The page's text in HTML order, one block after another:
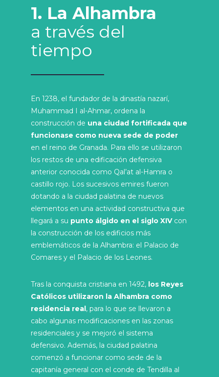
1. La Alhambra
a través del
tiempo
En 1238, el fundador de la dinastía nazarí,
Muhammad I al-Ahmar, ordena la
construcción de una ciudad fortificada que
funcionase como nueva sede de poder
en el reino de Granada. Para ello se utilizaron
los restos de una edificación defensiva
anterior conocida como Qal’at al-Hamra o
castillo rojo. Los sucesivos emires fueron
dotando a la ciudad palatina de nuevos
elementos en una actividad constructiva que
llegará a su punto álgido en el siglo XIVcon
la construcción de los edificios más
emblemáticos de la Alhambra: el Palacio de
Comares y el Palacio de los Leones.
Tras la conquista cristiana en 1492, los Reyes
Católicos utilizaron la Alhambra como
residencia real, para lo que se llevaron a
cabo algunas modificaciones en las zonas
residenciales y se mejoró el sistema
defensivo. Además, la ciudad palatina
comenzó a funcionar como sede de la
capitanía general con el conde de Tendilla al